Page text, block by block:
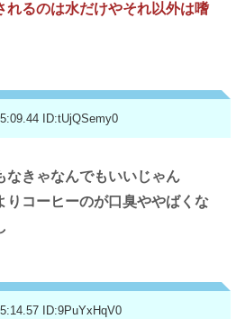
れるのは水だけやそれ以外は嗜
ID:tUjQSemy0
なきゃなんでもいいじゃん
りコーヒーのが口臭ややばくな
ID:9PuYxHqV0